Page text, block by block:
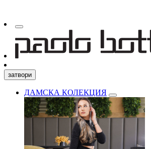
затвори
ДАМСКА КОЛЕКЦИЯ